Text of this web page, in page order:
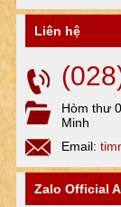
Liên hệ
Hòm thư
Minh
Email:
Zalo Official